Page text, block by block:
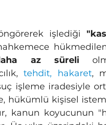
işlediği
az süreli
tehdit, hakaret,
işleme iradesiyle
hükümlü kişisel
kanun koyucunun